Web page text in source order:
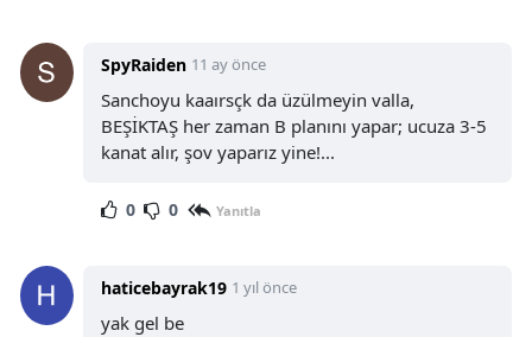
SpyRaiden 11 ay önce
Sanchoyu kaaırsçk da üzülmeyin valla,
BEŞİKTAŞ her zaman B planını yapar; ucuza 3-5
kanat alır, şov yaparız yine!...
0 0 Yanıtla
haticebayrak19 1 yıl önce
yak gel be